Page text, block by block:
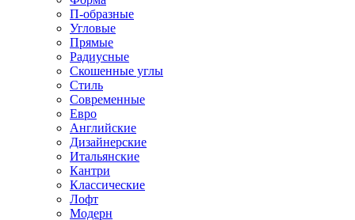
П-образные
Угловые
Прямые
Радиусные
Скошенные углы
Стиль
Современные
Евро
Английские
Дизайнерские
Итальянские
Кантри
Классические
Лофт
Модерн